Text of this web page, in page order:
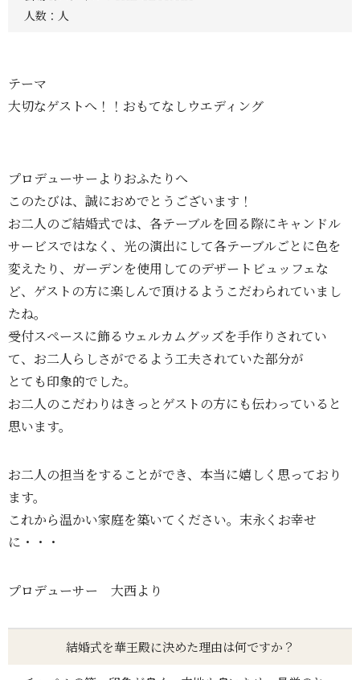
人数：人
テーマ
大切なゲストへ！！おもてなしウエディング
プロデューサーよりおふたりへ
このたびは、誠におめでとうございます！
お二人のご結婚式では、各テーブルを回る際にキャンドル
サービスではなく、光の演出にして各テーブルごとに色を
変えたり、ガーデンを使用してのデザートビュッフェな
ど、ゲストの方に楽しんで頂けるようこだわられていまし
たね。
受付スペースに飾るウェルカムグッズを手作りされてい
て、お二人らしさがでるよう工夫されていた部分が
とても印象的でした。
お二人のこだわりはきっとゲストの方にも伝わっていると
思います。
お二人の担当をすることができ、本当に嬉しく思っており
ます。
これから温かい家庭を築いてください。末永くお幸せ
に・・・
プロデューサー 大西より
結婚式を華王殿に決めた理由は何ですか？